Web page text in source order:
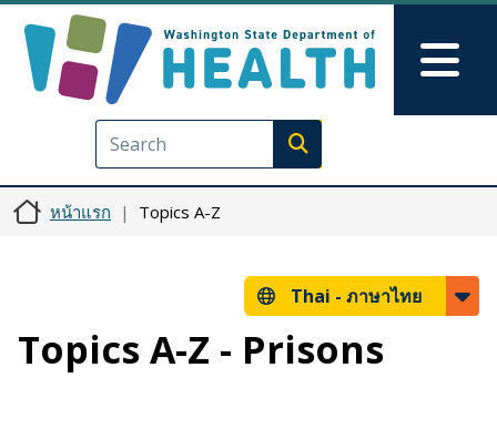
Execute search
หน้าแรก Topics A-Z
Thai - ภาษาไทย
Topics A-Z - Prisons